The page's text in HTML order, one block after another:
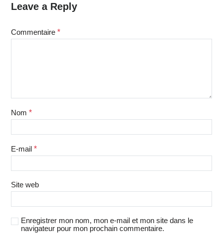
Leave a Reply
Commentaire *
Nom *
E-mail *
Site web
Enregistrer mon nom, mon e-mail et mon site dans le
navigateur pour mon prochain commentaire.